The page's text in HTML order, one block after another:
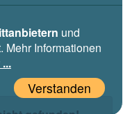
und
Mehr Informationen
Verstanden